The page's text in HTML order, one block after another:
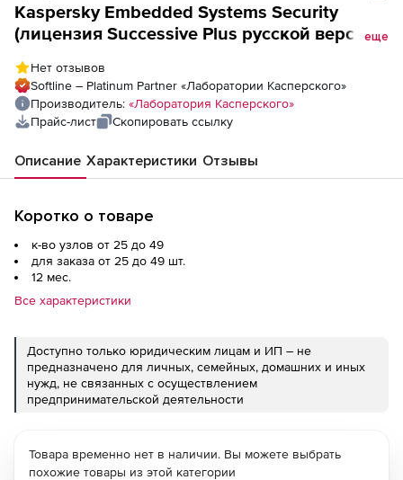
Kaspersky Embedded Systems Security
(лицензия Successive Plus русской версии),
еще
Нет отзывов
Softline – Platinum Partner «Лаборатории Касперского»
Производитель: «Лаборатория Касперского»
Прайс-лист
Скопировать ссылку
Описание Характеристики Отзывы
Коротко о товаре
к-во узлов от 25 до 49
для заказа от 25 до 49 шт.
12 мес.
Все характеристики
Доступно только юридическим лицам и ИП – не
предназначено для личных, семейных, домашних и иных
нужд, не связанных с осуществлением
предпринимательской деятельности
Товара временно нет в наличии. Вы можете выбрать
похожие товары из этой категории